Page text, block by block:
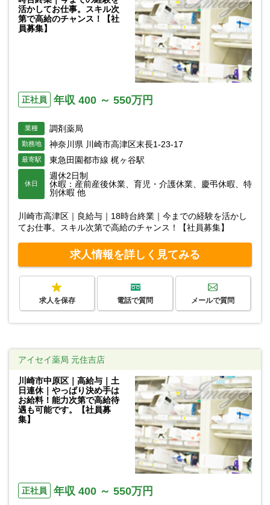
活かしてお仕事。スキル次
第で高給のチャンス！【社
員募集】
正社員 年収 400 ～ 550万円
業種 調剤薬局
勤務地 神奈川県 川崎市高津区末長1-23-17
最寄駅 東急田園都市線 梶ヶ谷駅
休日
週休2日制
休暇：産前産後休業、育児・介護休業、慶弔休暇、特
別休暇 他
川崎市高津区｜良給与｜18時台終業｜今までの経験を活かし
てお仕事。スキル次第で高給のチャンス！【社員募集】
求人情報を詳しく見てみる
求人を保存 電話で質問 メールで質問
アイセイ薬局 元住吉店
川崎市中原区｜高給与｜土
日連休｜やっぱり決め手は
お給料！能力次第で高給待
遇も可能です。【社員募
集】
正社員 年収 400 ～ 550万円